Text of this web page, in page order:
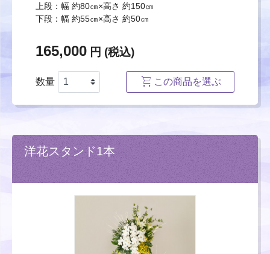
上段：幅 約80㎝×高さ 約150㎝
下段：幅 約55㎝×高さ 約50㎝
165,000 円 (税込)
数量 この商品を選ぶ
洋花スタンド1本